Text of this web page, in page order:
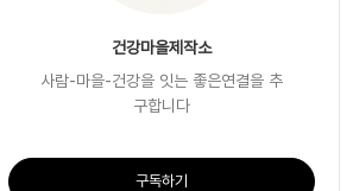
건강마을제작소
사람-마을-건강을 잇는 좋은연결을 추
구합니다
구독하기